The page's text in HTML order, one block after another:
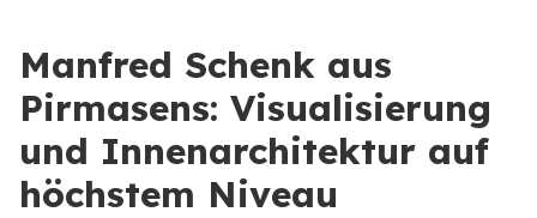
Manfred Schenk aus
Pirmasens: Visualisierung
und Innenarchitektur auf
höchstem Niveau